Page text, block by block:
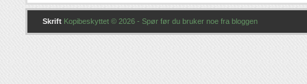
Skrift Kopibeskyttet © 2026 - Spør før du bruker noe fra bloggen